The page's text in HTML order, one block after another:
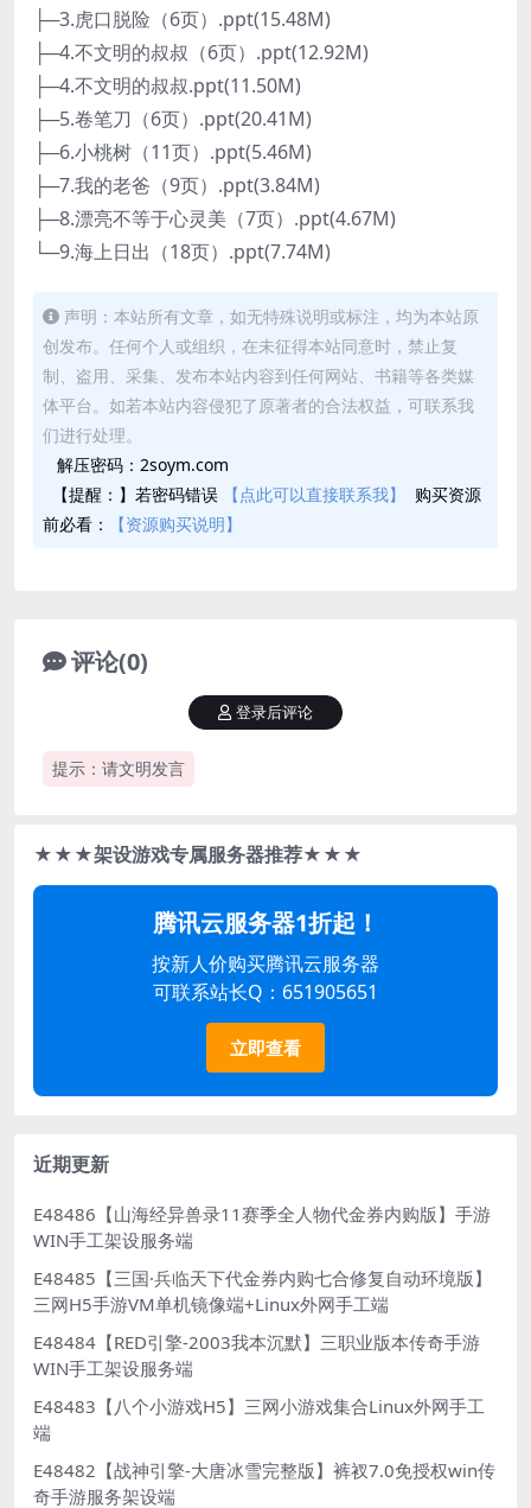
├─3.虎口脱险（6页）.ppt(15.48M)
├─4.不文明的叔叔（6页）.ppt(12.92M)
├─4.不文明的叔叔.ppt(11.50M)
├─5.卷笔刀（6页）.ppt(20.41M)
├─6.小桃树（11页）.ppt(5.46M)
├─7.我的老爸（9页）.ppt(3.84M)
├─8.漂亮不等于心灵美（7页）.ppt(4.67M)
└─9.海上日出（18页）.ppt(7.74M)
声明：本站所有文章，如无特殊说明或标注，均为本站原
创发布。任何个人或组织，在未征得本站同意时，禁止复
制、盗用、采集、发布本站内容到任何网站、书籍等各类媒
体平台。如若本站内容侵犯了原著者的合法权益，可联系我
们进行处理。
解压密码：2soym.com
【提醒：】若密码错误
【点此可以直接联系我】
购买资源
前必看：
【资源购买说明】
评论(0)
提示：请文明发言
登录后评论
★★★架设游戏专属服务器推荐★★★
腾讯云服务器1折起！
按新人价购买腾讯云服务器
可联系站长Q：651905651
立即查看
近期更新
E48486【山海经异兽录11赛季全人物代金券内购版】手游
WIN手工架设服务端
E48485【三国·兵临天下代金券内购七合修复自动环境版】
三网H5手游VM单机镜像端+Linux外网手工端
E48484【RED引擎-2003我本沉默】三职业版本传奇手游
WIN手工架设服务端
E48483【八个小游戏H5】三网小游戏集合Linux外网手工
端
E48482【战神引擎-大唐冰雪完整版】裤衩7.0免授权win传
奇手游服务架设端